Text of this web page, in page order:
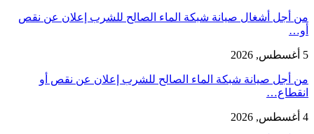
من أجل أشغال صيانة شبكة الماء الصالح للشرب إعلان عن نقص
أو…
5 أغسطس, 2026
من أجل صيانة شبكة الماء الصالح للشرب إعلان عن نقص أو
انقطاع…
4 أغسطس, 2026